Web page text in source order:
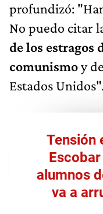
profundizó:
No puedo citar
de los
comunismoy
Estados
Tensión
alumnos
va a